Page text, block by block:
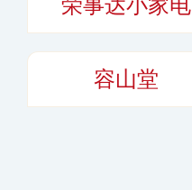
荣事达小家电
容山堂